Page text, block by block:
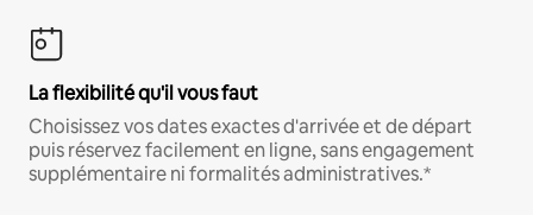
La flexibilité qu'il vous faut
Choisissez vos dates exactes d'arrivée et de départ
puis réservez facilement en ligne, sans engagement
supplémentaire ni formalités administratives.*